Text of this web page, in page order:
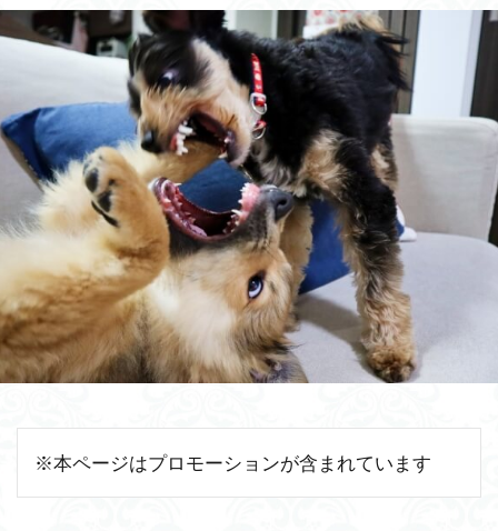
※本ページはプロモーションが含まれています